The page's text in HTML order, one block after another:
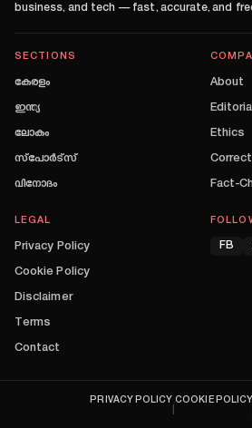
business, and tech — fast, accurate, and
SECTIONS
കേരളം
ഇന്ത്യ
ലോകം
സ്പോർട്സ്
വിനോദം
About
Ethics
Fact-
LEGAL
Privacy Policy
Cookie Policy
Disclaimer
Terms
Contact
FB
PRIVACY POLICY COOKIE POLICY